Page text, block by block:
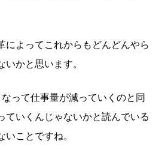
によってこれからもどんどんやら
いかと思います。
って仕事量が減っていくのと同
ていくんじゃないかと読んでいる
ことですね。